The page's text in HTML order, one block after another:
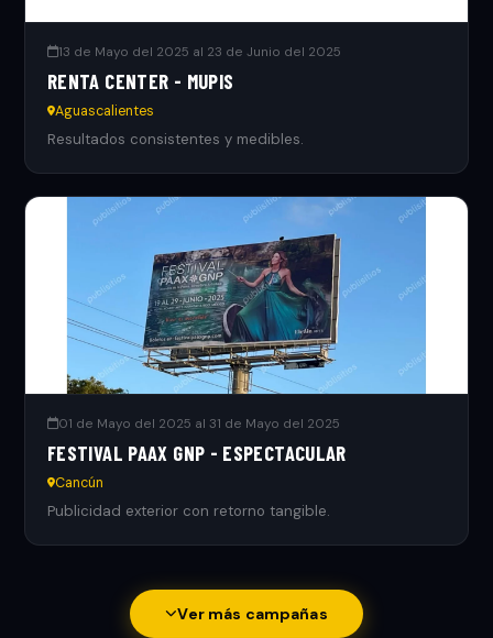
13 de Mayo del 2025 al 23 de Junio del 2025
RENTA CENTER - MUPIS
Aguascalientes
Resultados consistentes y medibles.
01 de Mayo del 2025 al 31 de Mayo del 2025
FESTIVAL PAAX GNP - ESPECTACULAR
Cancún
Publicidad exterior con retorno tangible.
Ver más campañas